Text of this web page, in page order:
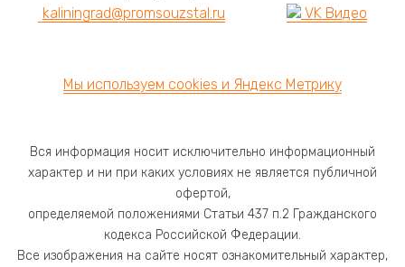
kaliningrad@promsouzstal.ru
VK Видео
Мы используем cookies и Яндекс Метрику
Вся информация носит исключительно информационный
характер и ни при каких условиях не является публичной
офертой,
определяемой положениями Статьи 437 п.2 Гражданского
кодекса Российской Федерации.
Все изображения на сайте носят ознакомительный характер,